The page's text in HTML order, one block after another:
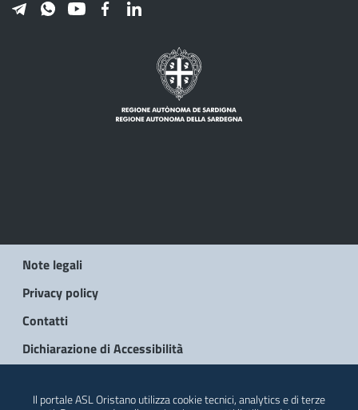
Note legali
Privacy policy
Contatti
Dichiarazione di Accessibilità
Il portale ASL Oristano utilizza cookie tecnici, analytics e di terze